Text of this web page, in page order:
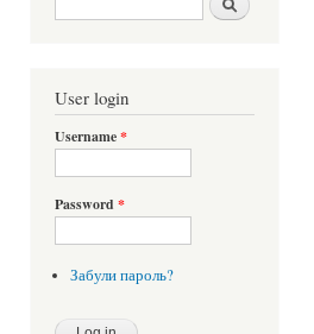
User login
Username*
Password *
Забули пароль?